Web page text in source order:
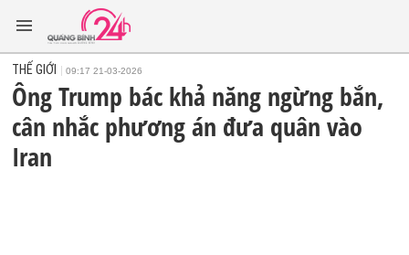
THẾ GIỚI 09:17 21-03-2026
Ông Trump bác khả năng ngừng bắn,
cân nhắc phương án đưa quân vào
Iran